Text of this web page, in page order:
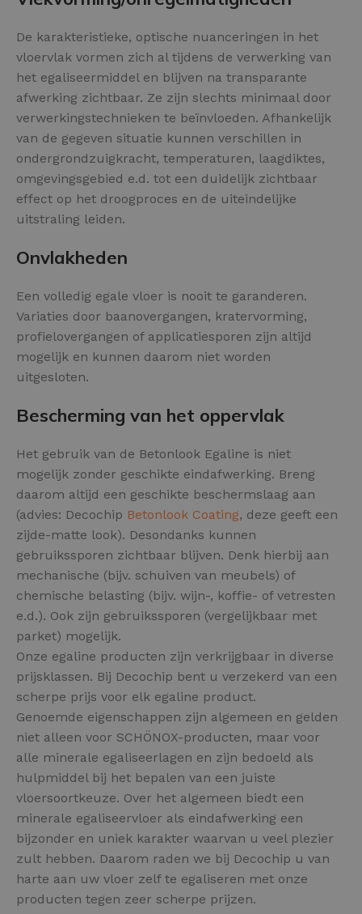
De karakteristieke, optische nuanceringen in het
vloervlak vormen zich al tijdens de verwerking van
het egaliseermiddel en blijven na transparante
afwerking zichtbaar. Ze zijn slechts minimaal door
verwerkingstechnieken te beïnvloeden. Afhankelijk
van de gegeven situatie kunnen verschillen in
ondergrondzuigkracht, temperaturen, laagdiktes,
omgevingsgebied e.d. tot een duidelijk zichtbaar
effect op het droogproces en de uiteindelijke
uitstraling leiden.
Onvlakheden
Een volledig egale vloer is nooit te garanderen.
Variaties door baanovergangen, kratervorming,
profielovergangen of applicatiesporen zijn altijd
mogelijk en kunnen daarom niet worden
uitgesloten.
Bescherming van het oppervlak
Het gebruik van de Betonlook Egaline is niet
mogelijk zonder geschikte eindafwerking. Breng
daarom altijd een geschikte beschermslaag aan
(advies: Decochip Betonlook Coating, deze geeft een
zijde-matte look). Desondanks kunnen
gebruikssporen zichtbaar blijven. Denk hierbij aan
mechanische (bijv. schuiven van meubels) of
chemische belasting (bijv. wijn-, koffie- of vetresten
e.d.). Ook zijn gebruikssporen (vergelijkbaar met
parket) mogelijk.
Onze egaline producten zijn verkrijgbaar in diverse
prijsklassen. Bij Decochip bent u verzekerd van een
scherpe prijs voor elk egaline product.
Genoemde eigenschappen zijn algemeen en gelden
niet alleen voor SCHÖNOX-producten, maar voor
alle minerale egaliseerlagen en zijn bedoeld als
hulpmiddel bij het bepalen van een juiste
vloersoortkeuze. Over het algemeen biedt een
minerale egaliseervloer als eindafwerking een
bijzonder en uniek karakter waarvan u veel plezier
zult hebben. Daarom raden we bij Decochip u van
harte aan uw vloer zelf te egaliseren met onze
producten tegen zeer scherpe prijzen.